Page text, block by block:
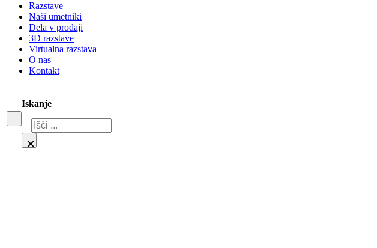
Razstave
Naši umetniki
Dela v prodaji
3D razstave
Virtualna razstava
O nas
Kontakt
Iskanje
×